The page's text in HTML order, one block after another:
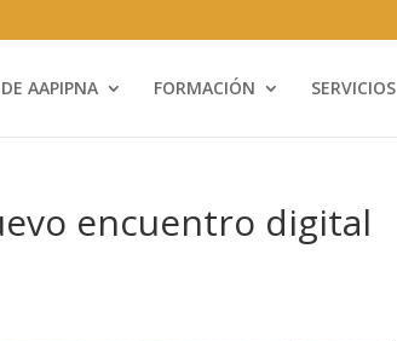
AAPIPNA FORMACIÓN SERVICIOS
encuentro digital